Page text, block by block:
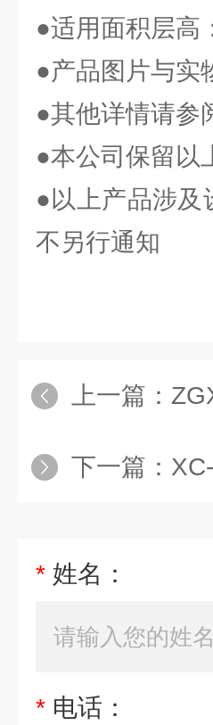
●适用面积层高
●产品图片与实
●其他详情请参
●本公司保留以
●以上产品涉及
不另行通知
上一篇：
下一篇：
* 姓名：
* 电话：